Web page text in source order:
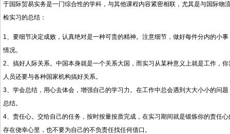
于国际贸易实务是一门综合性的学科，与其他课程内容紧密相联，尤其是与国际
检实习的总结：
1、要细节决定成败，认真绝对是一种可贵的精神。注意细节，做好每件分内的小
情况。
2、搞好人际关系。中国本身就是一个关系大国，而实习从某种意义上就是工作，
人员还要与各种国家机构搞好关系。
3、学会总结，用心去体会，增强自己的学习力。在工作中总会遇到大大小小的问
总结。
4、责任心。交给自己的任务，按时按量按质完成，在实习期间就是锻炼你的责任
存在侥幸心里，也不要为自己的不负责任找任何借口。